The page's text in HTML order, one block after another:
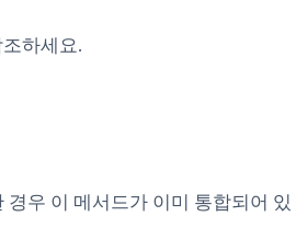
하세요.
경우 이 메서드가 이미 통합되어 있